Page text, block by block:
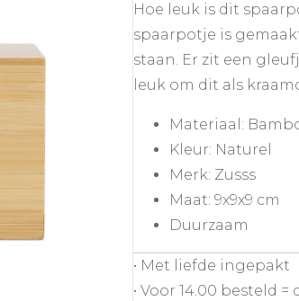
Hoe leuk is dit
spaarpotje is
staan. Er zit een
leuk om dit als
Materiaal:
Kleur: Naturel
Merk: Zusss
Maat: 9x9x9 cm
Duurzaam
• Met liefde ingepakt
• Voor 14.00 besteld